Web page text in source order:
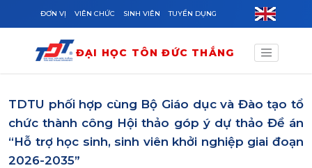
Skip to main content
ĐƠN VỊ VIÊN CHỨC SINH VIÊN TUYỂN DỤNG
ĐẠI HỌC TÔN ĐỨC THẮNG
TDTU phối hợp cùng Bộ Giáo dục và Đào tạo tổ
chức thành công Hội thảo góp ý dự thảo Đề án
“Hỗ trợ học sinh, sinh viên khởi nghiệp giai đoạn
2026-2035”